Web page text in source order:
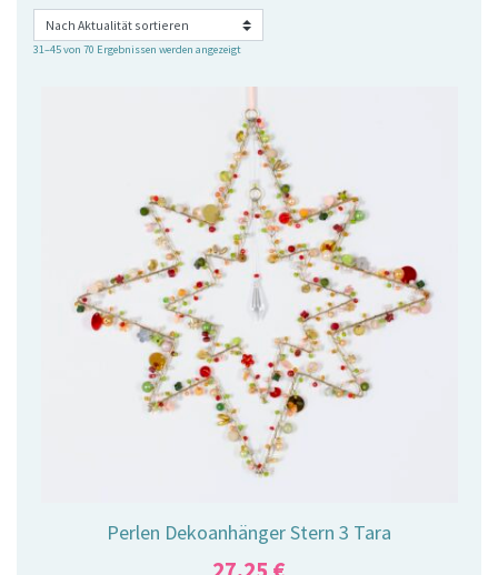
31–45 von 70 Ergebnissen werden angezeigtNach
Perlen Dekoanhänger Stern 3 Tara